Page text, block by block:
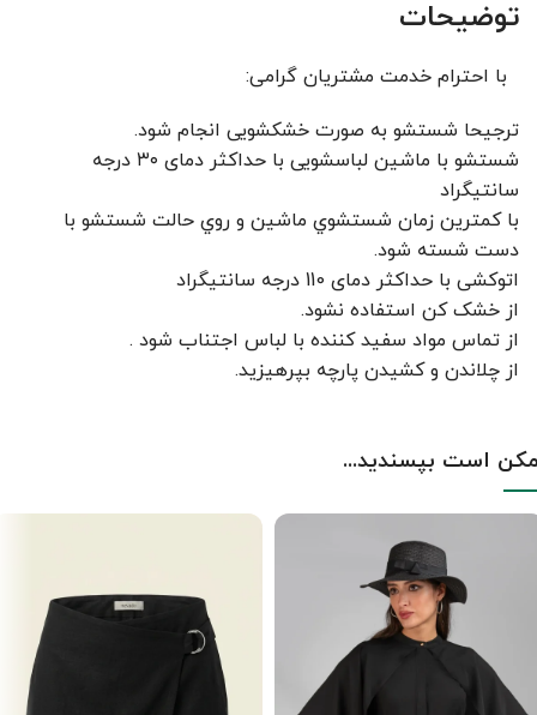
توضیحات
با احترام خدمت مشتریان گرامی:
ترجیحا شستشو به صورت خشکشویی انجام شود.
شستشو با ماشین لباسشویی با حداکثر دمای ۳۰ درجه
سانتیگراد
با کمترين زمان شستشوي ماشين و روي حالت شستشو با
دست شسته شود.
اتوکشی با حداکثر دمای 110 درجه سانتیگراد
از خشک کن استفاده نشود.
از تماس مواد سفید کننده با لباس اجتناب شود .
از چلاندن و کشيدن پارچه بپرهيزيد.
است بپسندید...